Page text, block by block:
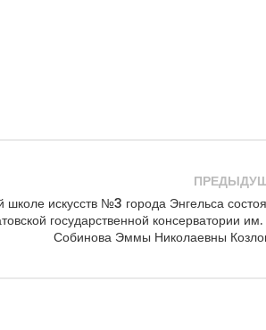
школе искусств №3 города Энгельса
государственной консерватории
Собинова Эммы Николаевны